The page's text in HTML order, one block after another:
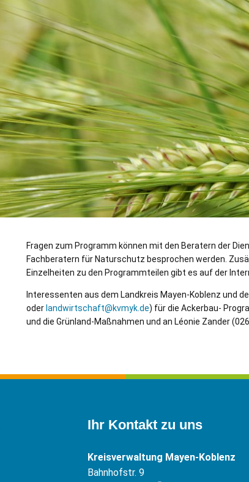
Fragen zum Programm können mit den Beratern der
Fachberatern für Naturschutz besprochen werden.
Einzelheiten zu den Programmteilen gibt es auf der
Interessenten aus dem Landkreis Mayen-Koblenz und
oder landwirtschaft@kvmyk.de) für die Ackerbau-
und die Grünland-Maßnahmen und an Léonie Zander
Ihr Kontakt zu uns
Kreisverwaltung Mayen-Koblenz
Bahnhofstr. 9